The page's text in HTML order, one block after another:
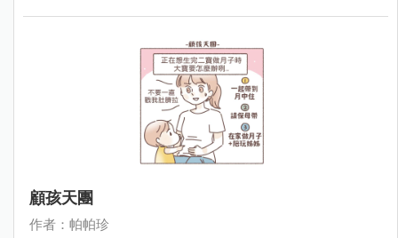
顧孩天團
作者：帕帕珍